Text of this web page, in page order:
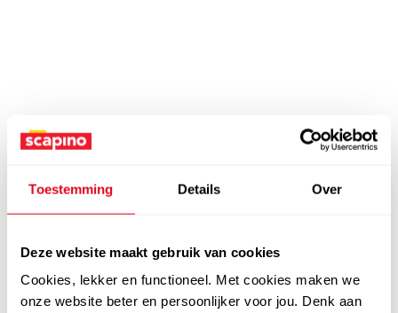
Toestemming Details Over
Deze website maakt gebruik van cookies
Cookies, lekker en functioneel. Met cookies maken we
onze website beter en persoonlijker voor jou. Denk aan